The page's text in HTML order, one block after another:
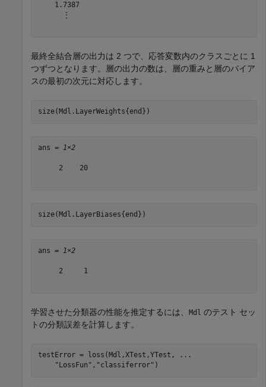
    1.7387
      ⋮
最終全結合層の出力は 2 つで、応答変数内のクラスごとに 1
つずつとなります。層の出力の数は、層の重みと層のバイア
スの最初の次元に対応します。
size(Mdl.LayerWeights{end})
ans = 1×2
     2    20
size(Mdl.LayerBiases{end})
ans = 1×2
     2     1
学習させた分類器の性能を推定するには、 Mdl のテスト セッ
トの分類誤差を計算します。
testError = loss(Mdl,XTest,YTest,
...
"LossFun" , "classiferror" )